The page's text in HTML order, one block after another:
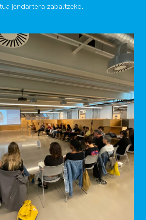
jendartera zabaltzeko.